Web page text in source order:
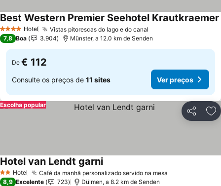
4 EstrelasHotel Vistas pitorescas do lago e do canal
Best Western Premier Seehotel Krautkraemer
7,8 Boa 3.904 Münster, a 12.0 km de Senden
De € 112
Consulte os preços de 11 sites Ver preços
Partilhar
Escolha popular
2 Estrelas
Hotel Café da manhã personalizado servido na mesa
Hotel van Lendt garni
8,9 Excelente 723 Dülmen, a 8.2 km de Senden